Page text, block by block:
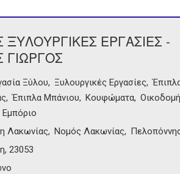
ΞΥΛΟΥΡΓΙΚΕΣ ΕΡΓΑΣΙΕΣ -
ΓΙΩΡΓΟΣ
Ξύλου Ξυλουργικές Εργασίες
Έπιπλα Μπάνιου Κουφώματα
Λακωνίας
Νομός Λακωνίας
23053